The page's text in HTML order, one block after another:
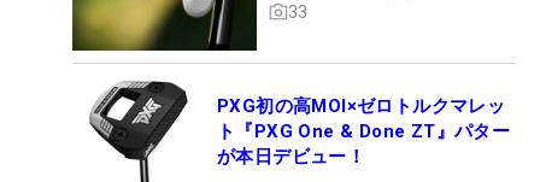
33
PXG初の高MOI×ゼロトルクマレッ
ト『PXG One & Done ZT』パター
が本日デビュー！